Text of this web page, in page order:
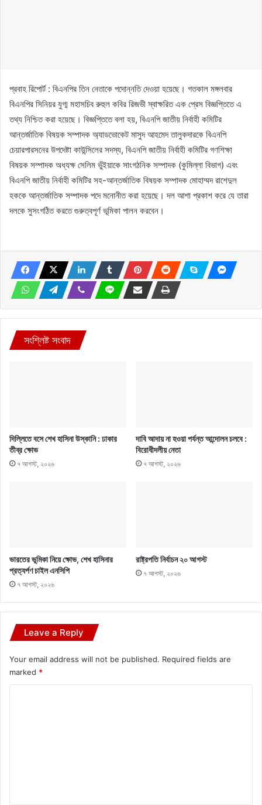
প্রবাহ রিপোর্ট : বিএনপির তিন নেতাকে পদোন্নতি দেওয়া হয়েছে। গতকাল মঙ্গলবার
বিএনপির সিনিয়র যুগ্ম মহাসচিব রুহুল কবির রিজভী স্বাক্ষরিত এক প্রেস বিজ্ঞপ্তিতে এ
তথ্য নিশ্চিত করা হয়েছে। বিজ্ঞপ্তিতে বলা হয়, বিএনপি জাতীয় নির্বাহী কমিটির
আন্তর্জাতিক বিষয়ক সম্পাদক অ্যাডভোকেট মাসুদ আহমেদ তালুকদারকে বিএনপি
চেয়ারপারসনের উপদেষ্টা কাউন্সিলের সদস্য, বিএনপি জাতীয় নির্বাহী কমিটির গণশিক্ষা
বিষয়ক সম্পাদক অধ্যক্ষ সেলিম ভুঁইয়াকে সাংগঠনিক সম্পাদক (কুমিল্লা বিভাগ) এবং
বিএনপি জাতীয় নির্বাহী কমিটির সহ-আন্তর্জাতিক বিষয়ক সম্পাদক মোহাম্মদ রাশেদুল
হককে আন্তর্জাতিক সম্পাদক পদে মনোনীত করা হয়েছে। দল আশা প্রকাশ করে যে তারা
দলকে সুসংগঠিত করতে গুরুত্বপূর্ণ ভূমিকা পালন করবেন।
সংশ্লিষ্ট সংবাদ
দিল্লিতে বসে শেখ হাসিনা উস্কানি : ঢাকার
তীব্র ক্ষোভ
৭ আগস্ট, ২০২৬
দাবি আদায় না হওয়া পর্যন্ত আন্দোলন চলবে :
বিরোধীদলীয় নেতা
৭ আগস্ট, ২০২৬
ভারতের ভূমিকা নিয়ে ক্ষোভ, শেখ হাসিনার
প্রত্যর্পণ চাইল এনসিপি
৭ আগস্ট, ২০২৬
রাষ্ট্রপতি নির্বাচন ২০ আগস্ট
৭ আগস্ট, ২০২৬
Leave a Reply
Your email address will not be published. Required fields are
marked *